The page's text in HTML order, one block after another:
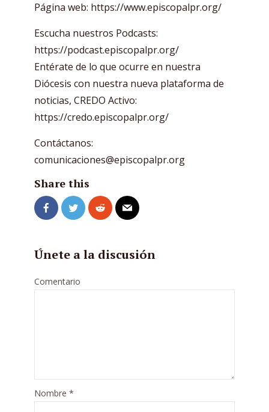
Página web: https://www.episcopalpr.org/
Escucha nuestros Podcasts:
https://podcast.episcopalpr.org/
Entérate de lo que ocurre en nuestra
Diócesis con nuestra nueva plataforma de
noticias, CREDO Activo:
https://credo.episcopalpr.org/
Contáctanos:
comunicaciones@episcopalpr.org
Share this
Únete a la discusión
Comentario
Nombre *